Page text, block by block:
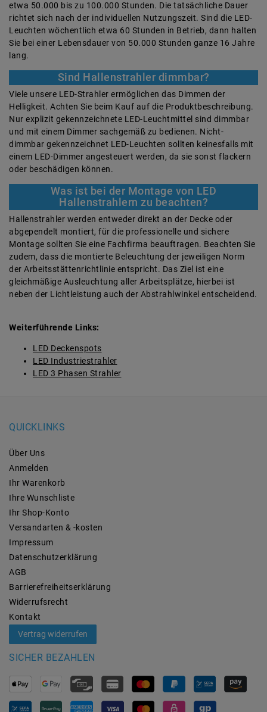
etwa 50.000 bis zu 100.000 Stunden. Die tatsächliche Dauer
richtet sich nach der individuellen Nutzungszeit. Sind die LED-
Leuchten wöchentlich etwa 60 Stunden in Betrieb, dann halten
Sie bei einer Lebensdauer von 50.000 Stunden ganze 16 Jahre
lang.
Sind Hallenstrahler dimmbar?
Viele unsere LED-Strahler ermöglichen das Dimmen der
Helligkeit. Achten Sie beim Kauf auf die Produktbeschreibung.
Nur explizit gekennzeichnete LED-Leuchtmittel sind dimmbar
und mit einem Dimmer sachgemäß zu bedienen. Nicht-
dimmbar gekennzeichnet LED-Leuchten sollten keinesfalls mit
einem LED-Dimmer angesteuert werden, da sie sonst flackern
oder beschädigen können.
Was ist bei der Montage von LED
Hallenstrahlern zu beachten?
Hallenstrahler werden entweder direkt an der Decke oder
abgependelt montiert, für die professionelle und sichere
Montage sollten Sie eine Fachfirma beauftragen. Beachten Sie
zudem, dass die montierte Beleuchtung der jeweiligen Norm
der Arbeitsstättenrichtlinie entspricht. Das Ziel ist eine
gleichmäßige Ausleuchtung aller Arbeitsplätze, hierbei ist
neben der Lichtleistung auch der Abstrahlwinkel entscheidend.
Weiterführende Links:
LED Deckenspots
LED Industriestrahler
LED 3 Phasen Strahler
QUICKLINKS
Über Uns
Anmelden
Ihr Warenkorb
Ihre Wunschliste
Ihr Shop-Konto
Versandarten & -kosten
Impressum
Daten­schutz­erklärung
AGB
Barrierefreiheitserklärung
Widerrufs­recht
Kontakt
Vertrag widerrufen
SICHER BEZAHLEN